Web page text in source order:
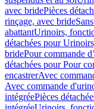
avec bridePièces
rinçage, avec bride
abattantUrinoirs,
détachées pour
bridePour commande
détachées pour Pour
encastrerAvec
Avec commande
intégréePièces